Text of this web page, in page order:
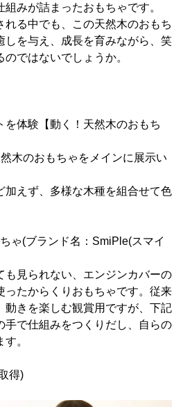
みが詰まったおもちゃです。
れる中でも、この天然木のおもち
しを与え、成長を育みながら、笑
ではないでしょうか。
を体験【動く！天然木のおもち
木のおもちゃをメインに展示い
加えず、多様な木種を組合せて色
ゃ(ブランド名：SmiPle(スマイ
も見られない、エンジンカバーの
ったからくりおもちゃです。従来
動きを楽しむ観賞用ですが、下記
手で仕組みをつくりだし、自らの
。
得)